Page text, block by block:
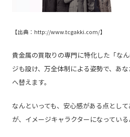
【出典： http://www.tcgakki.com/】
貴金属の買取りの専門に特化した「な
ジも設け、万全体制による姿勢で、あ
へ替えます。
なんといっても、安心感がある点とし
が、イメージキャラクターになっている